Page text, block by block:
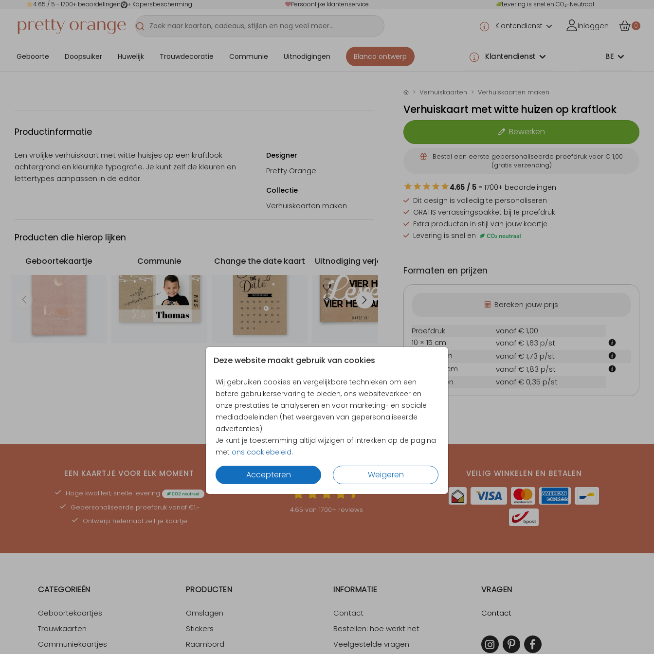
4.65 / 5 - 1700+ beoordelingen + Kopersbescherming Persoonlijke klantenservice Levering is snel en CO₂-Neutraal
Klantendienst Inloggen 0
Geboorte Doopsuiker Huwelijk Trouwdecoratie Communie Uitnodigingen Blanco ontwerp Klantendienst BE
Deze website maakt gebruik van cookies
Wij gebruiken cookies en vergelijkbare technieken om een
betere gebruikerservaring te bieden, ons websiteverkeer en
onze prestaties te analyseren en voor marketing- en sociale
mediadoeleinden (het weergeven van gepersonaliseerde
advertenties).
Je kunt je toestemming altijd wijzigen of intrekken op de pagina
met ons cookiebeleid.
Accepteren Weigeren
Productinformatie
Een vrolijke verhuiskaart met witte huisjes op een kraftlook
achtergrond en kleurrijke typografie. Je kunt zelf de kleuren en
lettertypes aanpassen in de editor.
Designer
Pretty Orange
Collectie
Verhuiskaarten maken
Producten die hierop lijken
Geboortekaartje Communie Change the date kaart Uitnodiging verjaardag
Verhuiskaarten Verhuiskaarten maken
Verhuiskaart met witte huizen op kraftlook
Bewerken
Bestel een eerste gepersonaliseerde proefdruk voor € 1,00
(gratis verzending)
4.65 / 5 - 1700+ beoordelingen
Dit design is volledig te personaliseren
GRATIS verrassingspakket bij 1e proefdruk
Extra producten in stijl van jouw kaartje
Levering is snel en
Formaten en prijzen
Bereken jouw prijs
Proefdruk
vanaf € 1,00
10 × 15 cm
vanaf € 1,63 p/st
11.4 × 17.1 cm
vanaf € 1,73 p/st
14.4 × 21.6 cm
vanaf € 1,83 p/st
Enveloppen
vanaf € 0,35 p/st
EEN KAARTJE VOOR ELK MOMENT
Hoge kwaliteit, snelle levering
Gepersonaliseerde proefdrukvanaf €1,-
Ontwerp helemaal zelf je kaartje
KLANTEN BEOORDELEN ONS MET EEN4.65
4.65 van 1700+ reviews
VEILIG WINKELEN EN BETALEN
CATEGORIEËN
Geboortekaartjes
Trouwkaarten
Communiekaartjes
PRODUCTEN
Omslagen
Stickers
Raambord
INFORMATIE
Contact
Bestellen: hoe werkt het
Veelgestelde vragen
VRAGEN
Contact